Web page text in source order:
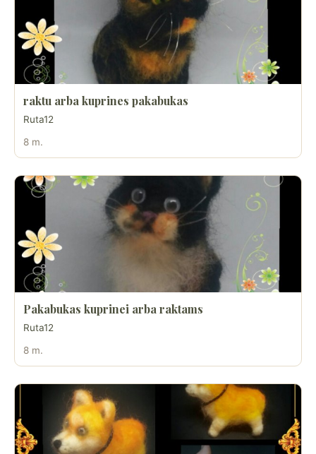
raktu arba kuprines pakabukas
Ruta12
8 m.
Pakabukas kuprinei arba raktams
Ruta12
8 m.